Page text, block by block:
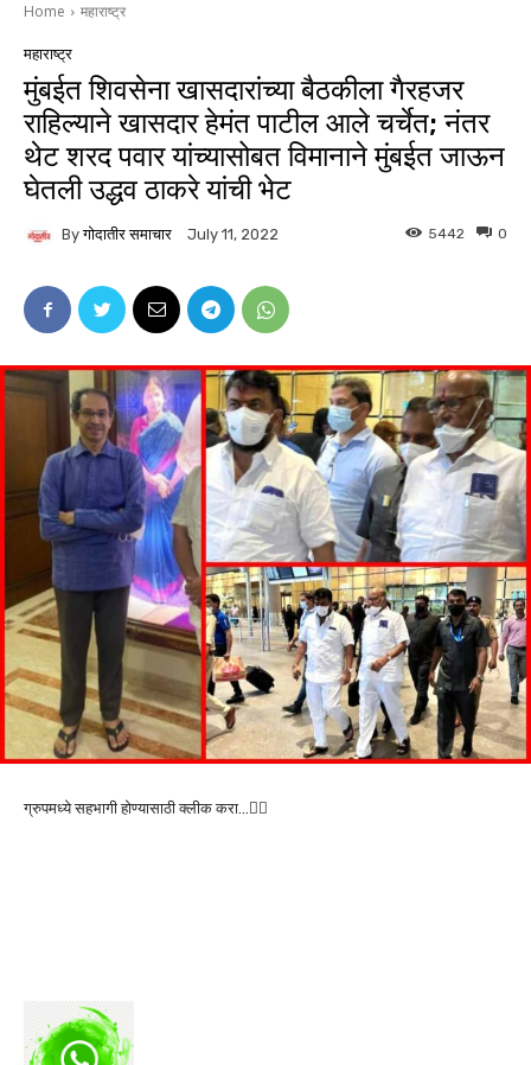
Home महाराष्ट्र
महाराष्ट्र
मुंबईत शिवसेना खासदारांच्या बैठकीला गैरहजर
राहिल्याने खासदार हेमंत पाटील आले चर्चेत; नंतर
थेट शरद पवार यांच्यासोबत विमानाने मुंबईत जाऊन
घेतली उद्धव ठाकरे यांची भेट
By गोदातीर समाचार July 11, 2022 0
5442
ग्रुपमध्ये सहभागी होण्यासाठी क्लीक करा…👆🏻